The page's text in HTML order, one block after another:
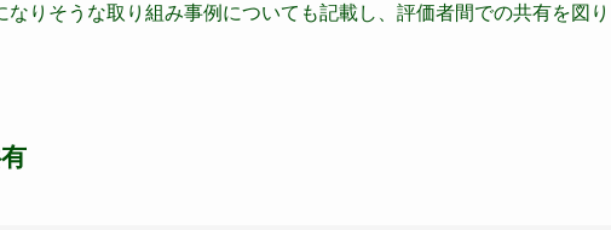
りそうな取り組み事例についても記載し、評価者間での共有を図り